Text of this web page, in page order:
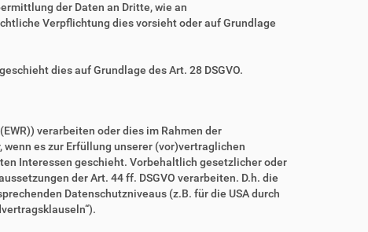
der Daten an Dritte, wie an
Verpflichtung dies vorsieht oder auf Grundlage
dies auf Grundlage des Art. 28 DSGVO.
verarbeiten oder dies im Rahmen der
es zur Erfüllung unserer (vor)vertraglichen
Interessen geschieht. Vorbehaltlich gesetzlicher oder
der Art. 44 ff. DSGVO verarbeiten. D.h. die
Datenschutzniveaus (z.B. für die USA durch